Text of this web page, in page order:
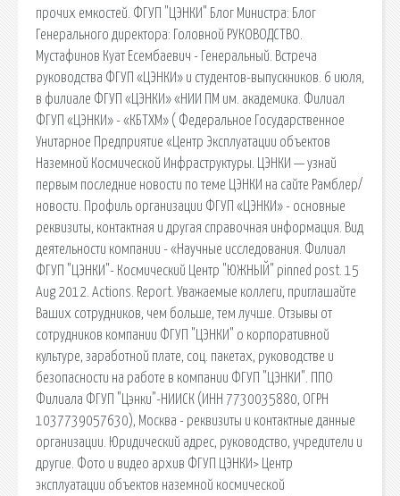
прочих емкостей. ФГУП "ЦЭНКИ" Блог Министра: Блог
Генерального директора: Головной РУКОВОДСТВО.
Мустафинов Куат Есембаевич - Генеральный. Встреча
руководства ФГУП «ЦЭНКИ» и студентов-выпускников. 6 июля,
в филиале ФГУП «ЦЭНКИ» «НИИ ПМ им. академика. Филиал
ФГУП «ЦЭНКИ» - «КБТХМ» ( Федеральное Государственное
Унитарное Предприятие «Центр Эксплуатации объектов
Наземной Космической Инфраструктуры. ЦЭНКИ — узнай
первым последние новости по теме ЦЭНКИ на сайте Рамблер/
новости. Профиль организации ФГУП «ЦЭНКИ» - основные
реквизиты, контактная и другая справочная информация. Вид
деятельности компании - «Научные исследования. Филиал
ФГУП "ЦЭНКИ"- Космический Центр "ЮЖНЫЙ" pinned post. 15
Aug 2012. Actions. Report. Уважаемые коллеги, приглашайте
Ваших сотрудников, чем больше, тем лучше. Отзывы от
сотрудников компании ФГУП "ЦЭНКИ" о корпоративной
культуре, заработной плате, соц. пакетах, руководстве и
безопасности на работе в компании ФГУП "ЦЭНКИ". ППО
Филиала ФГУП "Цэнки"-НИИСК (ИНН 7730035880, ОГРН
1037739057630), Москва - реквизиты и контактные данные
организации. Юридический адрес, руководство, учредители и
другие. Фото и видео архив ФГУП ЦЭНКИ> Центр
эксплуатации объектов наземной космической